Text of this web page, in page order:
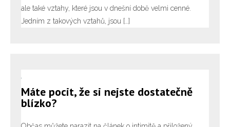
ale také vztahy, které jsou v dnešní době velmi cenné.
Jedním z takových vztahů, jsou […]
Máte pocit, že si nejste dostatečně
blízko?